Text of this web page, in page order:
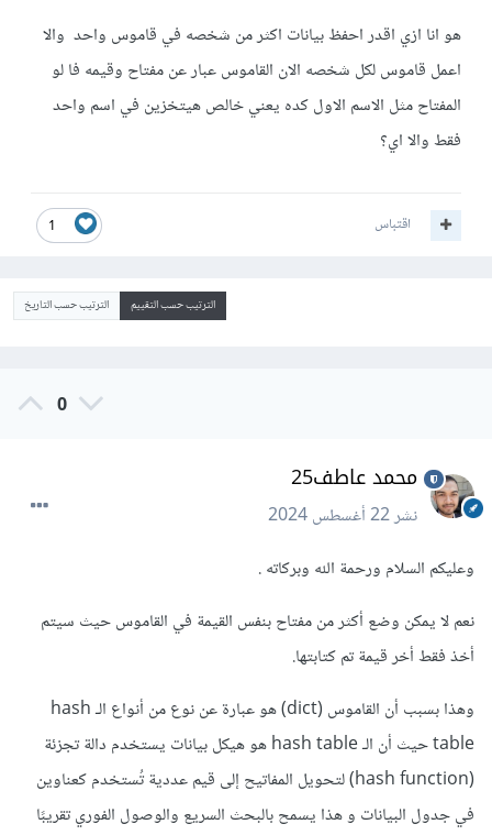
هو انا ازي اقدر احفظ بيانات اكثر من شخصه في قاموس واحد والا
اعمل قاموس لكل شخصه الان القاموس عبار عن مفتاح وقيمه فا لو
المفتاح مثل الاسم الاول كده يعني خالص هيتخزين في اسم واحد
فقط والا اي؟
1 اقتباس
الترتيب حسب التقييم الترتيب حسب التاريخ
0
محمد عاطف25
نشر22 أغسطس 2024
وعليكم السلام ورحمة الله وبركاته .
نعم لا يمكن وضع أكثر من مفتاح بنفس القيمة في القاموس حيث سيتم
أخذ فقط أخر قيمة تم كتابتها.
وهذا بسبب أن القاموس (dict) هو عبارة عن نوع من أنواع الـ hash
table حيث أن الـ hash table هو هيكل بيانات يستخدم دالة تجزئة
(hash function) لتحويل المفاتيح إلى قيم عددية تُستخدم كعناوين
في جدول البيانات و هذا يسمح بالبحث السريع والوصول الفوري تقريبًا